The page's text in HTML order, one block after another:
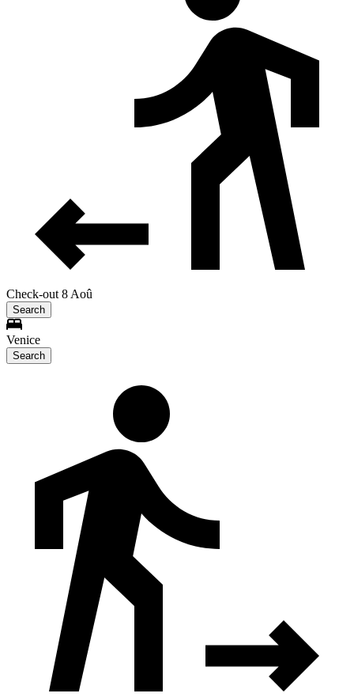
Check-out 8 Aoû
Search
Venice
Search